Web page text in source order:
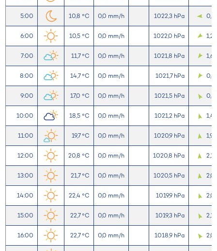
5:00 10,8 °C 0,0 mm/h 1022,3 hPa 0,5
6:00 10,5 °C 0,0 mm/h 1022,0 hPa 1,2
7:00 11,7 °C 0,0 mm/h 1021,8 hPa 1,6
8:00 14,7 °C 0,0 mm/h 1021,7 hPa 0,6
9:00 17,0 °C 0,0 mm/h 1021,5 hPa 0,8
10:00 18,5 °C 0,0 mm/h 1021,2 hPa 1,4
11:00 19,7 °C 0,0 mm/h 1020,9 hPa 1,9
12:00 20,8 °C 0,0 mm/h 1020,8 hPa 2,1
13:00 21,7 °C 0,0 mm/h 1020,5 hPa 2,0
14:00 22,4 °C 0,0 mm/h 1019,9 hPa 2,0
15:00 22,7 °C 0,0 mm/h 1019,3 hPa 2,1
16:00 22,7 °C 0,0 mm/h 1018,9 hPa 2,0